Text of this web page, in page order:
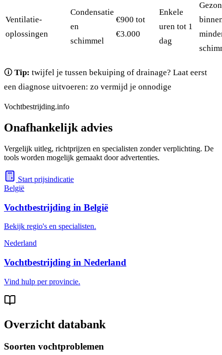
Ventilatie-
oplossingen
Condensatie
en
schimmel
€900 tot
€3.000
Enkele
uren tot 1
dag
🛈 Tip: twijfel je tussen bekuiping of drainage? Laat eerst
een diagnose uitvoeren: zo vermijd je onnodige
Vochtbestrijding.info
Onafhankelijk advies
Vergelijk uitleg, richtprijzen en specialisten zonder verplichting. De
tools worden mogelijk gemaakt door advertenties.
Start prijsindicatie
België
Vochtbestrijding in België
Bekijk regio's en specialisten.
Nederland
Vochtbestrijding in Nederland
Vind hulp per provincie.
Overzicht databank
Soorten vochtproblemen